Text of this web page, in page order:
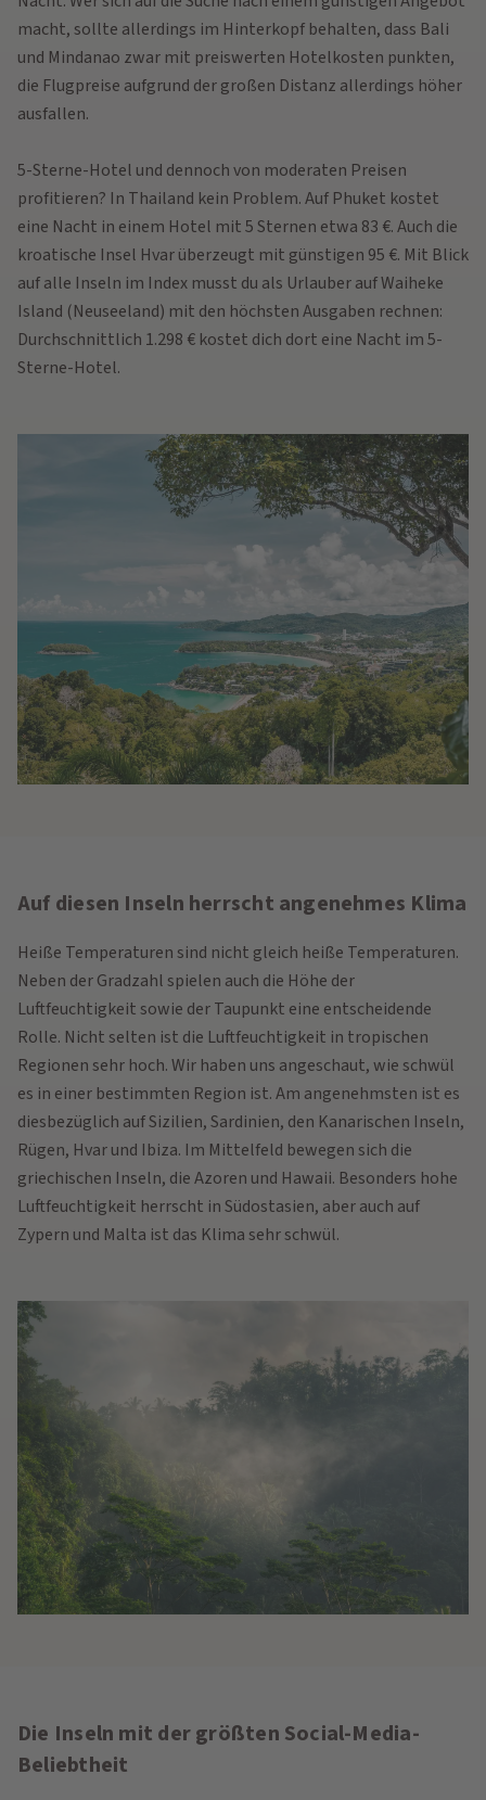
macht, sollte allerdings im Hinterkopf behalten, dass Bali
und Mindanao zwar mit preiswerten Hotelkosten punkten,
die Flugpreise aufgrund der großen Distanz allerdings höher
ausfallen.
5-Sterne-Hotel und dennoch von moderaten Preisen
profitieren? In Thailand kein Problem. Auf Phuket kostet
eine Nacht in einem Hotel mit 5 Sternen etwa 83 €. Auch die
kroatische Insel Hvar überzeugt mit günstigen 95 €. Mit Blick
auf alle Inseln im Index musst du als Urlauber auf Waiheke
Island (Neuseeland) mit den höchsten Ausgaben rechnen:
Durchschnittlich 1.298 € kostet dich dort eine Nacht im 5-
Sterne-Hotel.
Auf diesen Inseln herrscht angenehmes Klima
Heiße Temperaturen sind nicht gleich heiße Temperaturen.
Neben der Gradzahl spielen auch die Höhe der
Luftfeuchtigkeit sowie der Taupunkt eine entscheidende
Rolle. Nicht selten ist die Luftfeuchtigkeit in tropischen
Regionen sehr hoch. Wir haben uns angeschaut, wie schwül
es in einer bestimmten Region ist. Am angenehmsten ist es
diesbezüglich auf Sizilien, Sardinien, den Kanarischen Inseln,
Rügen, Hvar und Ibiza. Im Mittelfeld bewegen sich die
griechischen Inseln, die Azoren und Hawaii. Besonders hohe
Luftfeuchtigkeit herrscht in Südostasien, aber auch auf
Zypern und Malta ist das Klima sehr schwül.
Die Inseln mit der größten Social-Media-
Beliebtheit